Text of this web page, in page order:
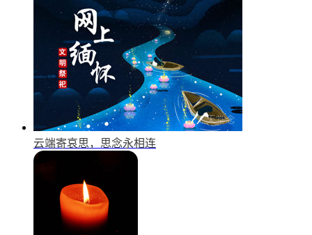
云端寄哀思，思念永相连